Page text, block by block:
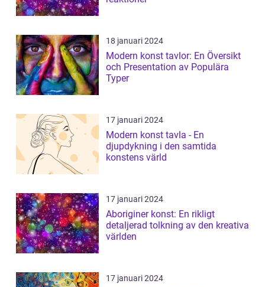
18 januari 2024
Modern konst tavlor: En Översikt
och Presentation av Populära
Typer
17 januari 2024
Modern konst tavla - En
djupdykning i den samtida
konstens värld
17 januari 2024
Aboriginer konst: En rikligt
detaljerad tolkning av den kreativa
världen
17 januari 2024